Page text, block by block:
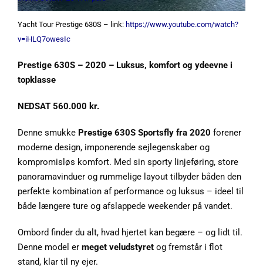
Yacht Tour Prestige 630S – link: https://www.youtube.com/watch?
v=iHLQ7owesIc
Prestige 630S – 2020 – Luksus, komfort og ydeevne i
topklasse
NEDSAT 560.000 kr.
Denne smukke Prestige 630S Sportsfly fra 2020 forener
moderne design, imponerende sejlegenskaber og
kompromisløs komfort. Med sin sporty linjeføring, store
panoramavinduer og rummelige layout tilbyder båden den
perfekte kombination af performance og luksus – ideel til
både længere ture og afslappede weekender på vandet.
Ombord finder du alt, hvad hjertet kan begære – og lidt til.
Denne model er meget veludstyret og fremstår i flot
stand, klar til ny ejer.